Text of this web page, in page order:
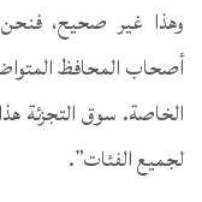
وهذا غير صحيح، فنحن
أصحاب المحافظ
الخاصة. سوق التجزئة
لجميع الفئات”.